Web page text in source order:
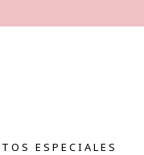
ESPECIALES